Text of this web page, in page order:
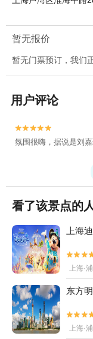
暂无报价
暂无门票预订，我们
用户评论


氛围很嗨，据说是刘
看了该景点的
上海
上海·
东方
上海·